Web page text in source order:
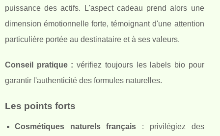
puissance des actifs. L'aspect cadeau prend alors une
dimension émotionnelle forte, témoignant d'une attention
particulière portée au destinataire et à ses valeurs.
Conseil pratique : vérifiez toujours les labels bio pour
garantir l'authenticité des formules naturelles.
Les points forts
Cosmétiques naturels français : privilégiez des